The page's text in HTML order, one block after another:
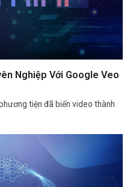
Nghiệp Với Google Veo
tiện đã biến video thành